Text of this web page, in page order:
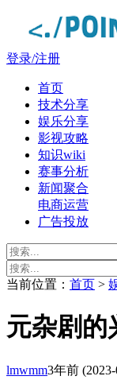
登录/注册
首页
技术分享
娱乐分享
影视攻略
知识wiki
赛事分析
新闻聚合
电商运营
广告投放
当前位置： 首页 >
元杂剧的
lmwmm3年前